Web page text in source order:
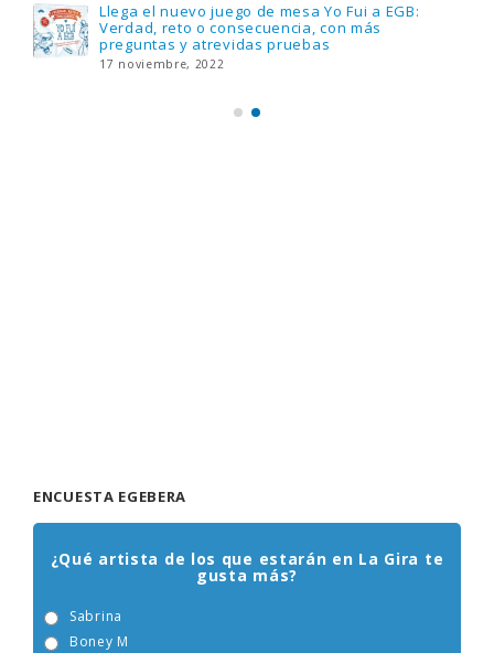
Llega el nuevo juego de mesa Yo Fui a EGB:
Verdad, reto o consecuencia, con más
preguntas y atrevidas pruebas
17 noviembre, 2022
ENCUESTA EGEBERA
¿Qué artista de los que estarán en La Gira te
gusta más?
Sabrina
Boney M